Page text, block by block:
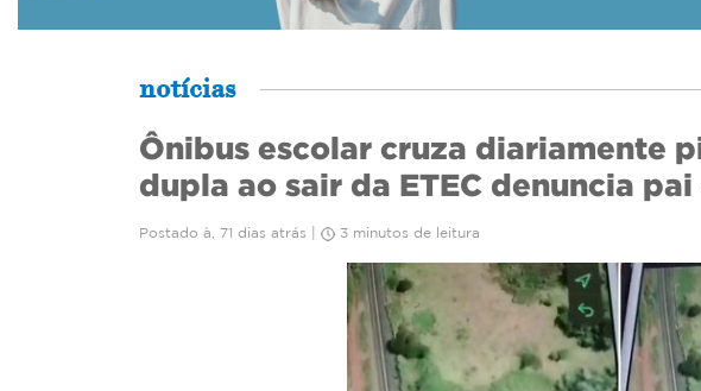
notícias
Ônibus escolar cruza diariamente
dupla ao sair da ETEC denuncia
Postado à, 71 dias atrás | 3 minutos de leitura